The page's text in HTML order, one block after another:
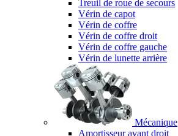
Treuil de roue de secours
Vérin de capot
Vérin de coffre
Vérin de coffre droit
Vérin de coffre gauche
Vérin de lunette arrière
Mécanique
Amortisseur avant droit